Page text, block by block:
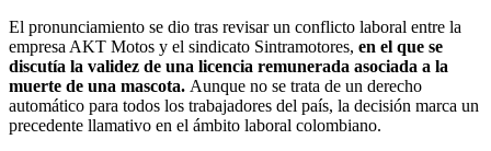
El pronunciamiento se dio tras revisar un conflicto laboral entre la
empresa AKT Motos y el sindicato Sintramotores, en el que se
discutía la validez de una licencia remunerada asociada a la
muerte de una mascota. Aunque no se trata de un derecho
automático para todos los trabajadores del país, la decisión marca un
precedente llamativo en el ámbito laboral colombiano.